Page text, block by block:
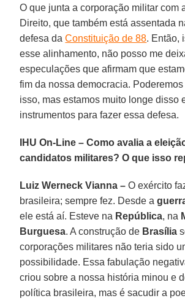
O que junta a corporação militar com
Direito, que também está assentada
defesa daConstituição de 88. Então,
esse alinhamento, não posso me
especulações que afirmam que
fim da nossa democracia.
isso, mas estamos muito longe disso
instrumentos para fazer essa defesa.
IHU On-Line – Como avalia a
candidatos militares? O que isso
Luiz Werneck Vianna – O exército
brasileira; sempre fez. Desde a
ele está aí. Esteve na República, na
Burguesa. A construção de Brasília
corporações militares não teria sido
possibilidade. Essa fabulação
criou sobre a nossa história minou e
política brasileira, mas é sacudir a